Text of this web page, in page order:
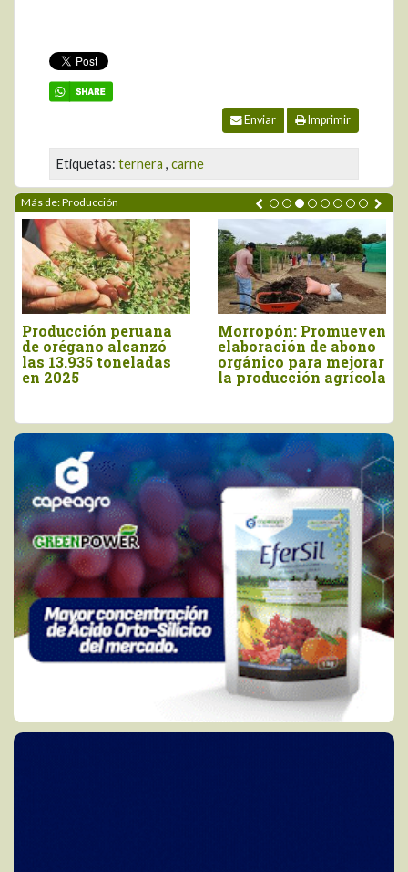
Enviar Imprimir
Etiquetas: ternera , carne
Más de: Producción
Morropón: Promueven
elaboración de abono
orgánico para mejorar
la producción agrícola
INIA cosecha más de
9.160 semillas de
papa nativa de alto
valor en Apurímac